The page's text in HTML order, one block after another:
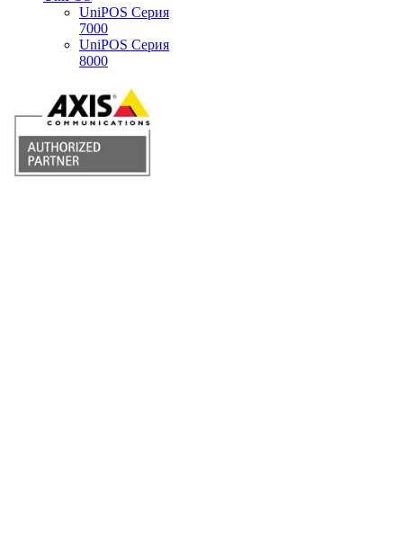
UniPOS Серия
7000
UniPOS Серия
8000